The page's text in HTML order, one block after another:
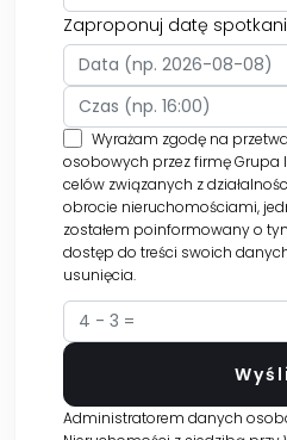
Zaproponuj datę
Wyrażam zgodę na
osobowych przez firmę Grupa
celów związanych z
obrocie nieruchomościami,
zostałem poinformowany o
dostęp do treści swoich
usunięcia.
Administratorem danych